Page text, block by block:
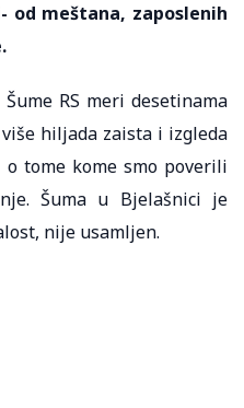
od meštana, zaposlenih
RS meri desetinama
hiljada zaista i izgleda
tome kome smo poverili
Šuma u Bjelašnici je
nije usamljen.